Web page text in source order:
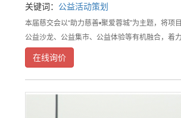
关键词： 公益活动策划
本届慈交会以“助力慈善•聚爱蓉城”为主题，将项
公益沙龙、公益集市、公益体验等有机融合，着
上进行创新。同时突出“以会为主，以展为辅”的特
公益慈善沙龙。
在线询价